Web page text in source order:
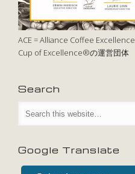
ACE = Alliance Coffee Excellence
Cup of Excellence®の運営団体
Search
Google Translate